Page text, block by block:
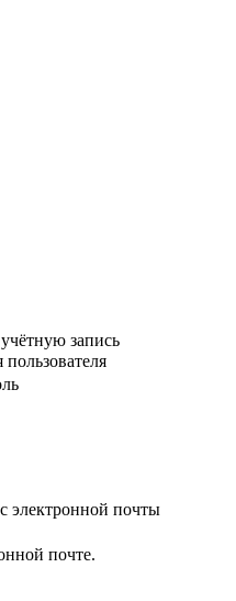
запись
электронной почты
почте.